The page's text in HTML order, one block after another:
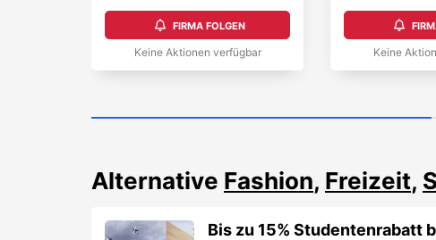
FIRMA FOLGEN
Keine Aktionen verfügbar Keine
Alternative Fashion, Freizeit,
Bis zu 15% Studentenrabatt